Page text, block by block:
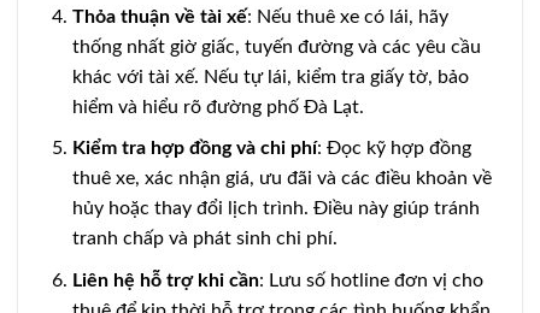
Thỏa thuận về tài xế: Nếu thuê xe có lái, hãy
thống nhất giờ giấc, tuyến đường và các yêu cầu
khác với tài xế. Nếu tự lái, kiểm tra giấy tờ, bảo
hiểm và hiểu rõ đường phố Đà Lạt.
Kiểm tra hợp đồng và chi phí: Đọc kỹ hợp đồng
thuê xe, xác nhận giá, ưu đãi và các điều khoản về
hủy hoặc thay đổi lịch trình. Điều này giúp tránh
tranh chấp và phát sinh chi phí.
Liên hệ hỗ trợ khi cần: Lưu số hotline đơn vị cho